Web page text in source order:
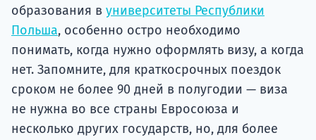
образования в университеты Республики
Польша, особенно остро необходимо
понимать, когда нужно оформлять визу, а когда
нет. Запомните, для краткосрочных поездок
сроком не более 90 дней в полугодии — виза
не нужна во все страны Евросоюза и
несколько других государств, но, для более